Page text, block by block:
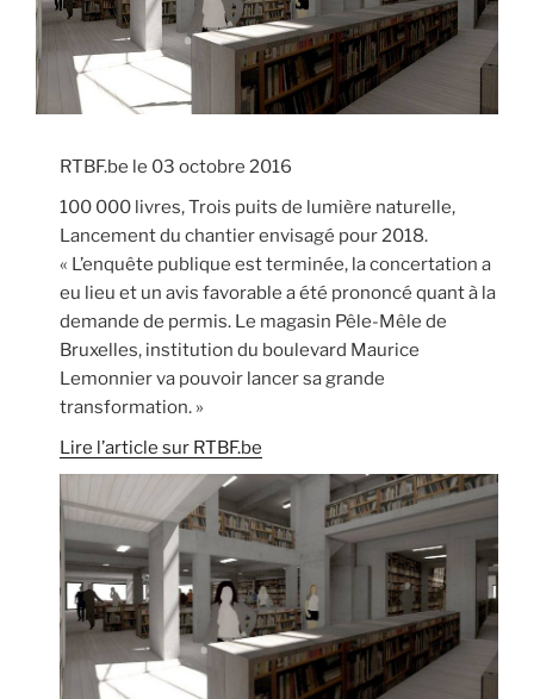
RTBF.be le 03 octobre 2016
100 000 livres, Trois puits de lumière naturelle,
Lancement du chantier envisagé pour 2018.
« L’enquête publique est terminée, la concertation a
eu lieu et un avis favorable a été prononcé quant à la
demande de permis. Le magasin Pêle-Mêle de
Bruxelles, institution du boulevard Maurice
Lemonnier va pouvoir lancer sa grande
transformation. »
Lire l’article sur RTBF.be